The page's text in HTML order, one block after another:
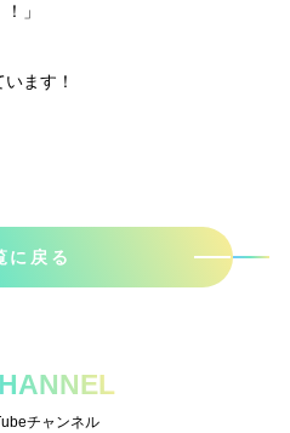
」
ます！
に戻る
チャンネル